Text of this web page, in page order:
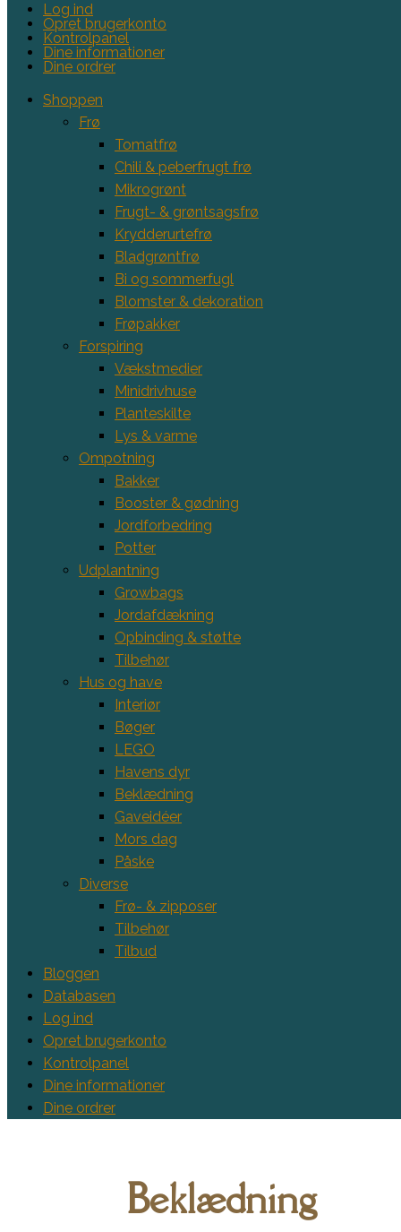
Log ind
Opret brugerkonto
Kontrolpanel
Dine informationer
Dine ordrer
Shoppen
Frø
Tomatfrø
Chili & peberfrugt frø
Mikrogrønt
Frugt- & grøntsagsfrø
Krydderurtefrø
Bladgrøntfrø
Bi og sommerfugl
Blomster & dekoration
Frøpakker
Forspiring
Vækstmedier
Minidrivhuse
Planteskilte
Lys & varme
Ompotning
Bakker
Booster & gødning
Jordforbedring
Potter
Udplantning
Growbags
Jordafdækning
Opbinding & støtte
Tilbehør
Hus og have
Interiør
Bøger
LEGO
Havens dyr
Beklædning
Gaveidéer
Mors dag
Påske
Diverse
Frø- & zipposer
Tilbehør
Tilbud
Bloggen
Databasen
Log ind
Opret brugerkonto
Kontrolpanel
Dine informationer
Dine ordrer
Beklædning